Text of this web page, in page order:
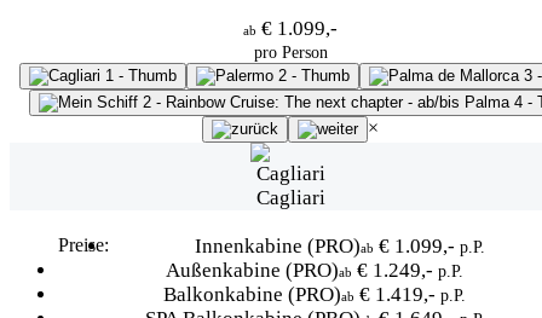
ab € 1.099,-
pro Person
×
Cagliari
Preise: Innenkabine (PRO)ab € 1.099,- p.P.
Außenkabine (PRO)ab € 1.249,- p.P.
Balkonkabine (PRO)ab € 1.419,- p.P.